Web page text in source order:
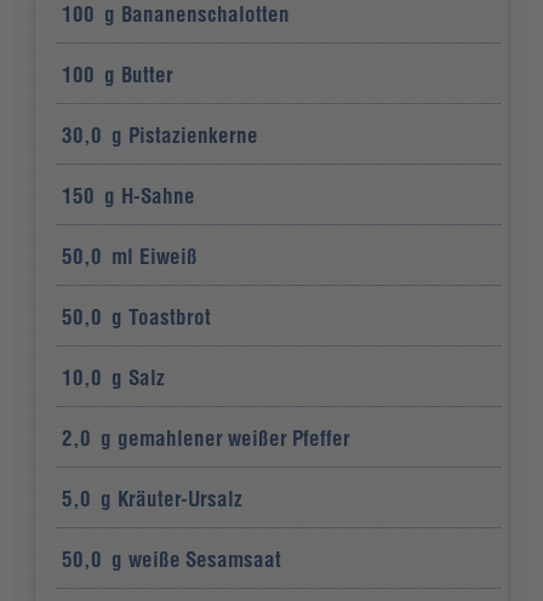
100 g Bananenschalotten
100 g Butter
30,0 g Pistazienkerne
150 g H-Sahne
50,0 ml Eiweiß
50,0 g Toastbrot
10,0 g Salz
2,0 g gemahlener weißer Pfeffer
5,0 g Kräuter-Ursalz
50,0 g weiße Sesamsaat